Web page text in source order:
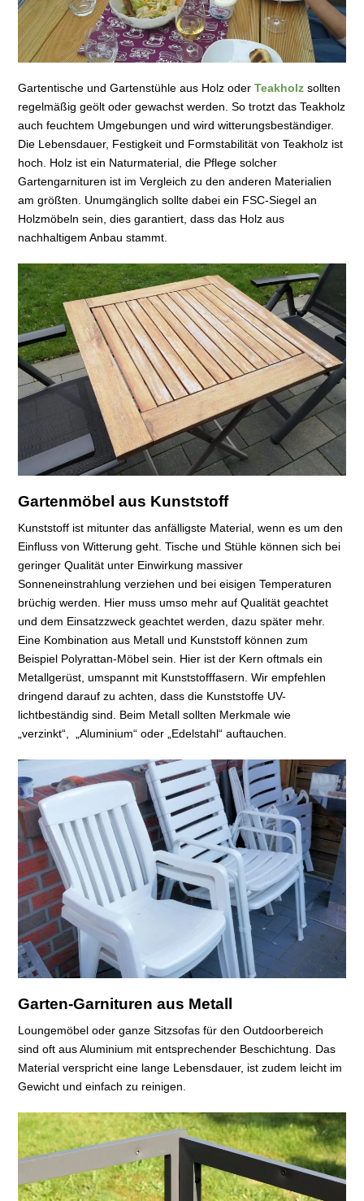
Gartentische und Gartenstühle aus Holz oder Teakholz sollten
regelmäßig geölt oder gewachst werden. So trotzt das Teakholz
auch feuchtem Umgebungen und wird witterungsbeständiger.
Die Lebensdauer, Festigkeit und Formstabilität von Teakholz ist
hoch. Holz ist ein Naturmaterial, die Pflege solcher
Gartengarnituren ist im Vergleich zu den anderen Materialien
am größten. Unumgänglich sollte dabei ein FSC-Siegel an
Holzmöbeln sein, dies garantiert, dass das Holz aus
nachhaltigem Anbau stammt.
Gartenmöbel aus Kunststoff
Kunststoff ist mitunter das anfälligste Material, wenn es um den
Einfluss von Witterung geht. Tische und Stühle können sich bei
geringer Qualität unter Einwirkung massiver
Sonneneinstrahlung verziehen und bei eisigen Temperaturen
brüchig werden. Hier muss umso mehr auf Qualität geachtet
und dem Einsatzzweck geachtet werden, dazu später mehr.
Eine Kombination aus Metall und Kunststoff können zum
Beispiel Polyrattan-Möbel sein. Hier ist der Kern oftmals ein
Metallgerüst, umspannt mit Kunststofffasern. Wir empfehlen
dringend darauf zu achten, dass die Kunststoffe UV-
lichtbeständig sind. Beim Metall sollten Merkmale wie
„verzinkt“, „Aluminium“ oder „Edelstahl“ auftauchen.
Garten-Garnituren aus Metall
Loungemöbel oder ganze Sitzsofas für den Outdoorbereich
sind oft aus Aluminium mit entsprechender Beschichtung. Das
Material verspricht eine lange Lebensdauer, ist zudem leicht im
Gewicht und einfach zu reinigen.